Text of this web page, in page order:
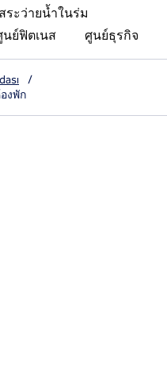
สระว่ายน้ำในร่ม
ย์ฟิตเนส ศูนย์ธุรกิจ
/
งพัก